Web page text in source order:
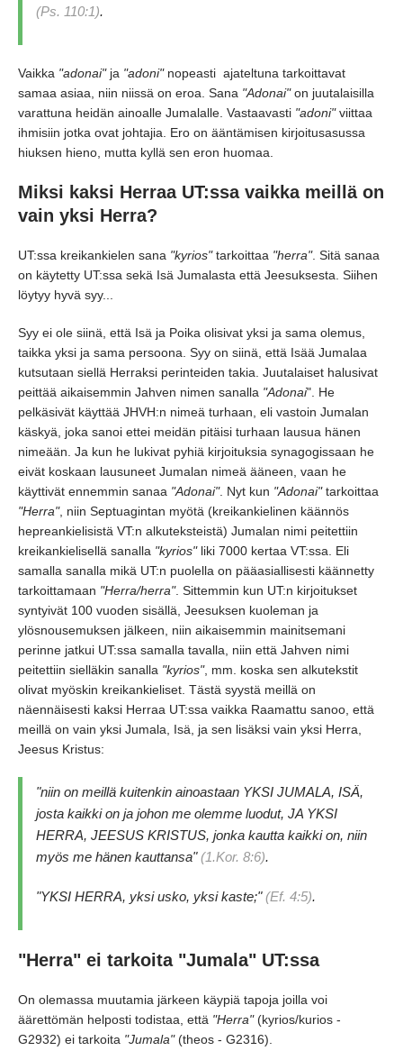
(Ps. 110:1).
Vaikka "adonai"ja "adoni"nopeasti ajateltuna tarkoittavat
samaa asiaa, niin niissä on eroa. Sana "Adonai"on juutalaisilla
varattuna heidän ainoalle Jumalalle. Vastaavasti "adoni"viittaa
ihmisiin jotka ovat johtajia. Ero on ääntämisen kirjoitusasussa
hiuksen hieno, mutta kyllä sen eron huomaa.
Miksi kaksi Herraa UT:ssa vaikka meillä on
vain yksi Herra?
UT:ssa kreikankielen sana "kyrios"tarkoittaa "herra". Sitä sanaa
on käytetty UT:ssa sekä Isä Jumalasta että Jeesuksesta. Siihen
löytyy hyvä syy...
Syy ei ole siinä, että Isä ja Poika olisivat yksi ja sama olemus,
taikka yksi ja sama persoona. Syy on siinä, että Isää Jumalaa
kutsutaan siellä Herraksi perinteiden takia. Juutalaiset halusivat
peittää aikaisemmin Jahven nimen sanalla "Adonai". He
pelkäsivät käyttää JHVH:n nimeä turhaan, eli vastoin Jumalan
käskyä, joka sanoi ettei meidän pitäisi turhaan lausua hänen
nimeään. Ja kun he lukivat pyhiä kirjoituksia synagogissaan he
eivät koskaan lausuneet Jumalan nimeä ääneen, vaan he
käyttivät ennemmin sanaa "Adonai". Nyt kun "Adonai"tarkoittaa
"Herra", niin Septuagintan myötä (kreikankielinen käännös
hepreankielisistä VT:n alkuteksteistä) Jumalan nimi peitettiin
kreikankielisellä sanalla "kyrios"liki 7000 kertaa VT:ssa. Eli
samalla sanalla mikä UT:n puolella on pääasiallisesti käännetty
tarkoittamaan "Herra/herra". Sittemmin kun UT:n kirjoitukset
syntyivät 100 vuoden sisällä, Jeesuksen kuoleman ja
ylösnousemuksen jälkeen, niin aikaisemmin mainitsemani
perinne jatkui UT:ssa samalla tavalla, niin että Jahven nimi
peitettiin sielläkin sanalla "kyrios", mm. koska sen alkutekstit
olivat myöskin kreikankieliset. Tästä syystä meillä on
näennäisesti kaksi Herraa UT:ssa vaikka Raamattu sanoo, että
meillä on vain yksi Jumala, Isä, ja sen lisäksi vain yksi Herra,
Jeesus Kristus:
"niin on meillä kuitenkin ainoastaan YKSI JUMALA, ISÄ,
josta kaikki on ja johon me olemme luodut, JA YKSI
HERRA, JEESUS KRISTUS, jonka kautta kaikki on, niin
myös me hänen kauttansa" (1.Kor. 8:6).
"YKSI HERRA, yksi usko, yksi kaste;"(Ef. 4:5).
"Herra" ei tarkoita "Jumala" UT:ssa
On olemassa muutamia järkeen käypiä tapoja joilla voi
äärettömän helposti todistaa, että "Herra"(kyrios/kurios -
G2932) ei tarkoita "Jumala"(theos - G2316).